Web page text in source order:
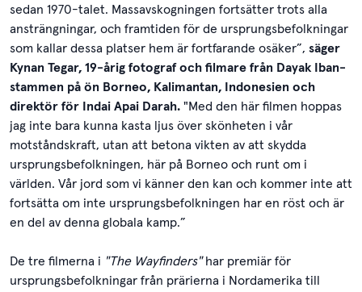
sedan 1970-talet. Massavskogningen fortsätter trots alla
ansträngningar, och framtiden för de ursprungsbefolkningar
som kallar dessa platser hem är fortfarande osäker”, säger
Kynan Tegar, 19-årig fotograf och filmare från Dayak Iban-
stammen på ön Borneo, Kalimantan, Indonesien och
direktör för Indai Apai Darah. "Med den här filmen hoppas
jag inte bara kunna kasta ljus över skönheten i vår
motståndskraft, utan att betona vikten av att skydda
ursprungsbefolkningen, här på Borneo och runt om i
världen. Vår jord som vi känner den kan och kommer inte att
fortsätta om inte ursprungsbefolkningen har en röst och är
en del av denna globala kamp.”
De tre filmerna i "The Wayfinders"har premiär för
ursprungsbefolkningar från prärierna i Nordamerika till